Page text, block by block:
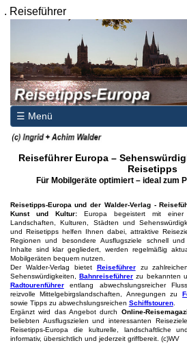
. Reiseführer
☰ Menü
Reiseführer Europa –
Reisetipps
Für Mobilgeräte optimiert – ideal zum
Reisetipps-Europa und der Walder-Verlag -
Kunst und Kultur:Europa begeistert mit einer
Landschaften, Kulturen, Städten und
und Reisetipps helfen Ihnen dabei, attraktive
Regionen und besondere Ausflugsziele schnell
Inhalte sind klar gegliedert, werden regelmäßig
Mobilgeräten bequem nutzen.
Der Walder-Verlag bietet Reiseführerzu
Sehenswürdigkeiten, Bahnreiseführerzu bekannten
Radtourenführerentlang abwechslungsreicher
reizvolle Mittelgebirgslandschaften, Anregungen zu
sowie Tipps zu abwechslungsreichen Schiffstouren.
Ergänzt wird das Angebot durch Online-
beliebten Ausflugszielen und interessanten
Reisetipps-Europa die kulturelle, landschaftliche
informativ, übersichtlich und jederzeit griffbereit. (c)WV